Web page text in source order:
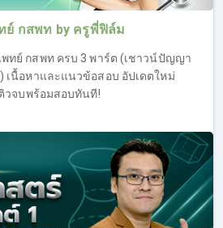
ย์ กสพท by ครูพี่ฟิล์ม
ทย์ กสพท ครบ 3 พาร์ต (เชาวน์ปัญญา
เนื้อหาและแนวข้อสอบ อัปเดตใหม่
วจบพร้อมสอบทันที!